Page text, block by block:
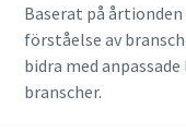
Baserat på
förståelse av
bidra med
branscher.